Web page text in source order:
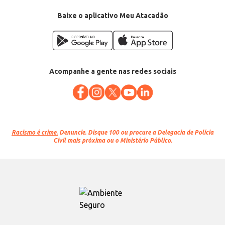
Baixe o aplicativo Meu Atacadão
Acompanhe a gente nas redes sociais
Racismo é crime. Denuncie. Disque 100 ou procure a Delegacia de Polícia
Civil mais próxima ou o Ministério Público.